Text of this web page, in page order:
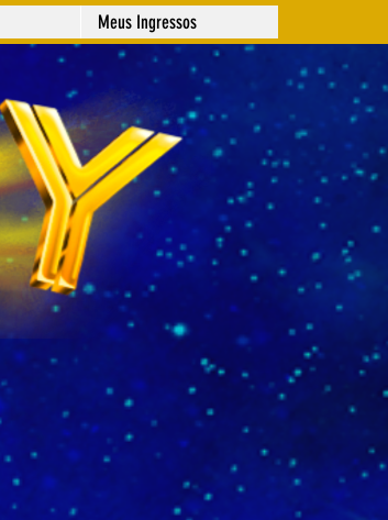
Meus Ingressos